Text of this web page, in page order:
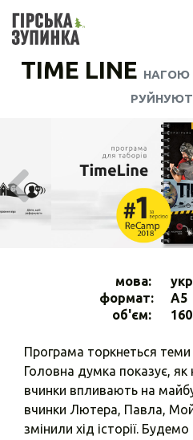
TIME LINE НАГОЮ
мова:
укр
формат:
A5
об'єм:
Програма торкнеться теми
Головна думка показує, як
вчинки впливають на
вчинки Лютера, Павла,
змінили хід історії.